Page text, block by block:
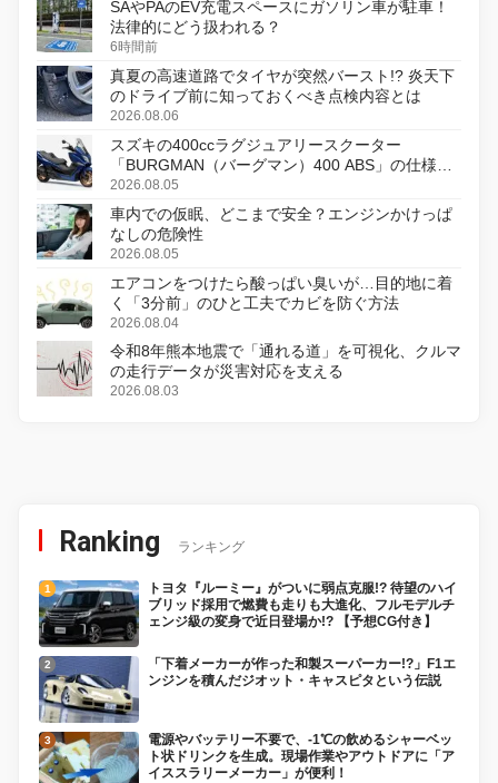
SAやPAのEV充電スペースにガソリン車が駐車！
法律的にどう扱われる？
6時間前
真夏の高速道路でタイヤが突然バースト!? 炎天下
のドライブ前に知っておくべき点検内容とは
2026.08.06
スズキの400ccラグジュアリースクーター
「BURGMAN（バーグマン）400 ABS」の仕様を
変更し、8月18日に発売
2026.08.05
車内での仮眠、どこまで安全？エンジンかけっぱ
なしの危険性
2026.08.05
エアコンをつけたら酸っぱい臭いが…目的地に着
く「3分前」のひと工夫でカビを防ぐ方法
2026.08.04
令和8年熊本地震で「通れる道」を可視化、クルマ
の走行データが災害対応を支える
2026.08.03
Ranking ランキング
トヨタ『ルーミー』がついに弱点克服!? 待望のハイ
ブリッド採用で燃費も走りも大進化、フルモデルチ
ェンジ級の変身で近日登場か!? 【予想CG付き】
「下着メーカーが作った和製スーパーカー!?」F1エ
ンジンを積んだジオット・キャスピタという伝説
電源やバッテリー不要で、-1℃の飲めるシャーベッ
ト状ドリンクを生成。現場作業やアウトドアに「ア
イススラリーメーカー」が便利！